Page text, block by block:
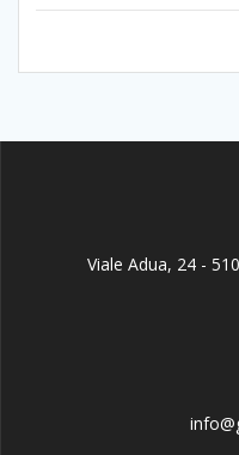
Viale Adua, 24 -